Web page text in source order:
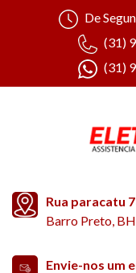
De
(31)
(31)
Rua paracatu
Barro Preto,
Envie-nos um